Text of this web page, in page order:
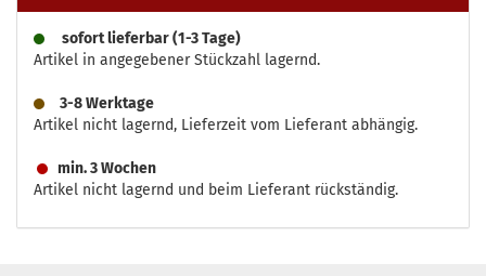
sofort lieferbar (1-3 Tage)
Artikel in angegebener Stückzahl lagernd.
3-8 Werktage
Artikel nicht lagernd, Lieferzeit vom Lieferant abhängig.
min. 3 Wochen
Artikel nicht lagernd und beim Lieferant rückständig.